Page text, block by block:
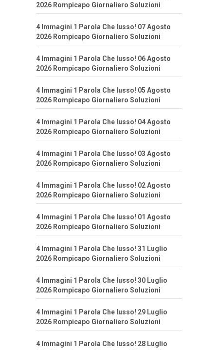
2026 Rompicapo Giornaliero Soluzioni
4 Immagini 1 Parola Che lusso! 07 Agosto
2026 Rompicapo Giornaliero Soluzioni
4 Immagini 1 Parola Che lusso! 06 Agosto
2026 Rompicapo Giornaliero Soluzioni
4 Immagini 1 Parola Che lusso! 05 Agosto
2026 Rompicapo Giornaliero Soluzioni
4 Immagini 1 Parola Che lusso! 04 Agosto
2026 Rompicapo Giornaliero Soluzioni
4 Immagini 1 Parola Che lusso! 03 Agosto
2026 Rompicapo Giornaliero Soluzioni
4 Immagini 1 Parola Che lusso! 02 Agosto
2026 Rompicapo Giornaliero Soluzioni
4 Immagini 1 Parola Che lusso! 01 Agosto
2026 Rompicapo Giornaliero Soluzioni
4 Immagini 1 Parola Che lusso! 31 Luglio
2026 Rompicapo Giornaliero Soluzioni
4 Immagini 1 Parola Che lusso! 30 Luglio
2026 Rompicapo Giornaliero Soluzioni
4 Immagini 1 Parola Che lusso! 29 Luglio
2026 Rompicapo Giornaliero Soluzioni
4 Immagini 1 Parola Che lusso! 28 Luglio